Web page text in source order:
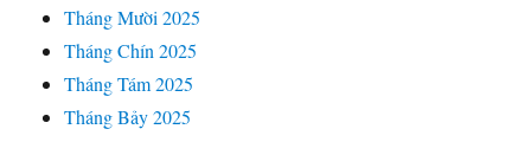
Tháng Mười 2025
Tháng Chín 2025
Tháng Tám 2025
Tháng Bảy 2025